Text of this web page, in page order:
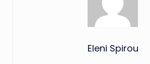
Eleni Spirou